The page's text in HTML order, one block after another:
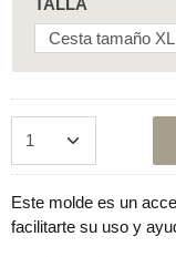
Este molde es un
facilitarte su uso y